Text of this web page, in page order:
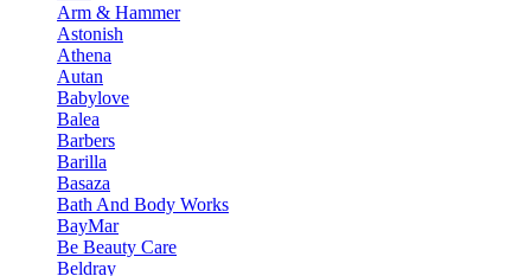
Arm & Hammer
Astonish
Athena
Autan
Babylove
Balea
Barbers
Barilla
Basaza
Bath And Body Works
BayMar
Be Beauty Care
Beldray